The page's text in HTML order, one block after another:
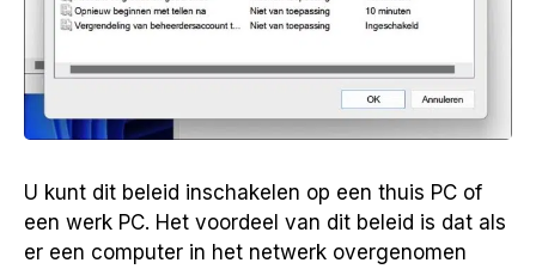
U kunt dit beleid inschakelen op een thuis PC of
een werk PC. Het voordeel van dit beleid is dat als
er een computer in het netwerk overgenomen